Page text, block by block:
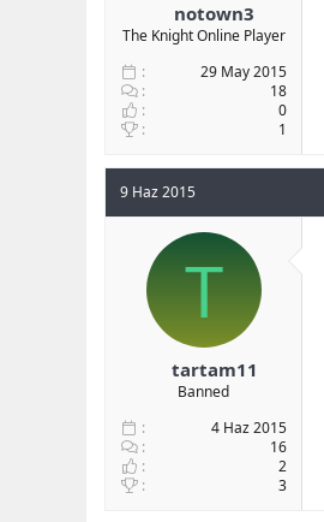
notown3
The Knight Online Player
29 May 2015
18
0
1
9 Haz 2015
T
tartam11
Banned
4 Haz 2015
16
2
3